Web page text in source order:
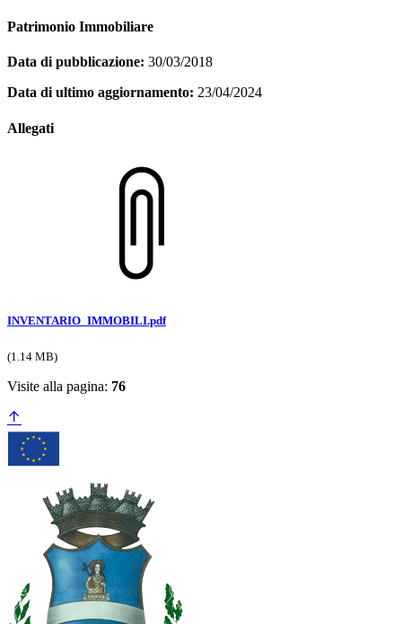
Patrimonio Immobiliare
Data di pubblicazione: 30/03/2018
Data di ultimo aggiornamento: 23/04/2024
Allegati
INVENTARIO_IMMOBILI.pdf
(1.14 MB)
Visite alla pagina: 76